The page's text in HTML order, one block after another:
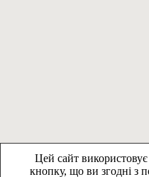
Цей сайт
кнопку, що ви згодні з